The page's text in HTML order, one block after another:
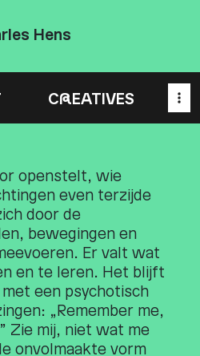
Hens
CREATIVES
openstelt, wie
even terzijde
door de
bewegingen en
Er valt wat
en te leren. Het blijft
een psychotisch
„Remember me,
Zie mij, niet wat me
onvolmaakte vorm